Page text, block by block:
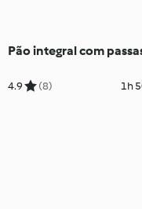
Pão integral com
4.9 (8) 1h